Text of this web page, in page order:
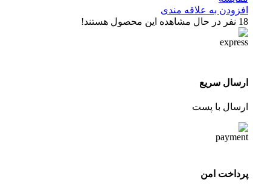
افزودن به علاقه مندی
18 نفر در حال مشاهده این محصول هستند!
ارسال سریع
ارسال با پست
پرداخت امن